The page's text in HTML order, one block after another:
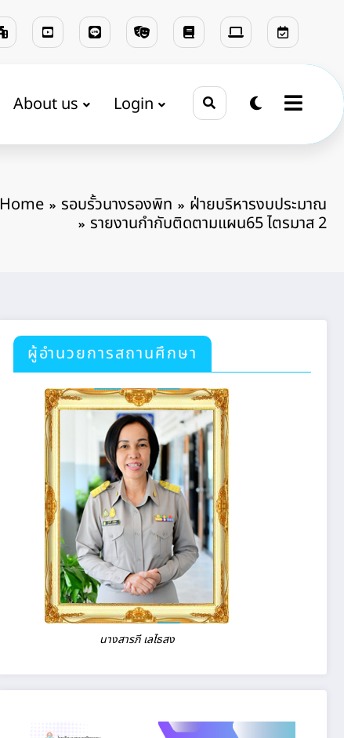
About us Login
Home รอบรั้วนางรองพิท
ฝ่ายบริหารงบประมาณ
รายงานกำกับติดตามแผน65 ไตรมาส 2
ผู้อำนวยการสถานศึกษา
นางสารภี เลไธสง